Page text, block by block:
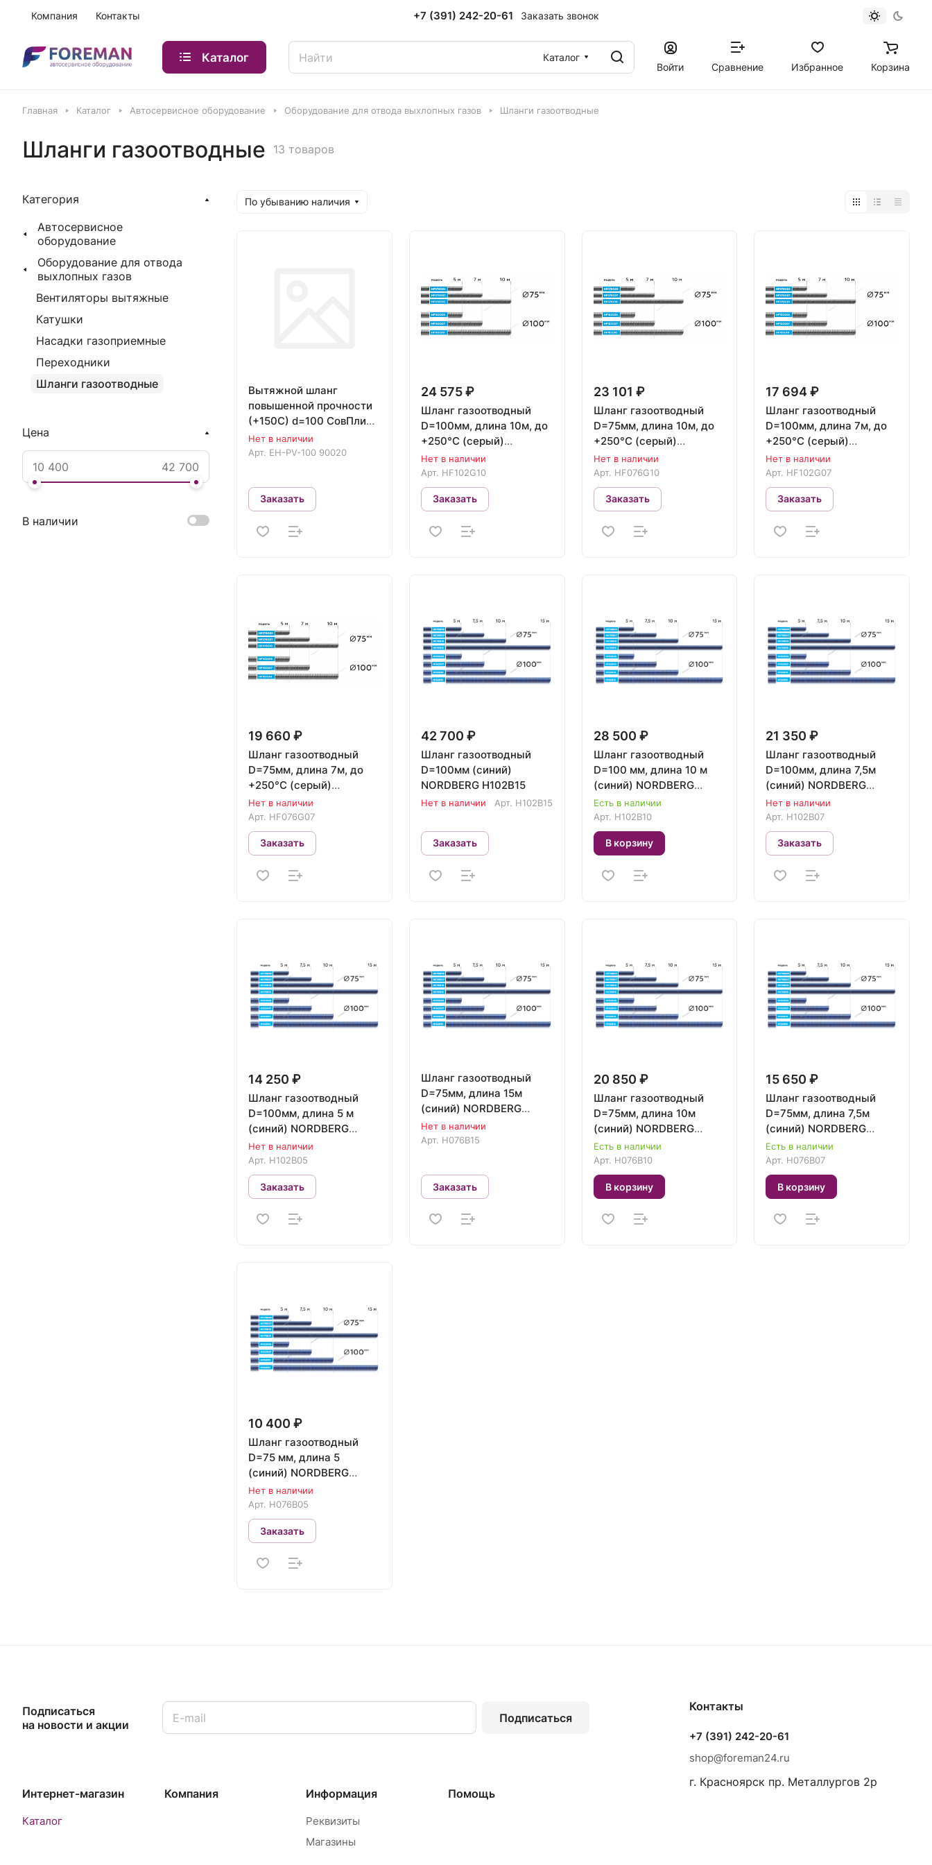
Компания Контакты +7 (391) 242-20-61 Заказать звонок
Каталог
Каталог
Войти
Сравнение Избранное Корзина
Главная Каталог Автосервисное оборудование Оборудование для отвода выхлопных газов Шланги газоотводные
Шланги газоотводные 13 товаров
По убыванию наличия
Вытяжной шланг
повышенной прочности
(+150С) d=100 СовПлим
EH-PV-100 90020
(Длина: 5)
Нет в наличии
Арт. EH-PV-100 90020
Заказать
24 575 ₽
Шланг газоотводный
D=100мм, длина 10м, до
+250°С (серый)
NORDBERG HF102G10
Нет в наличии
Арт. HF102G10
Заказать
23 101 ₽
Шланг газоотводный
D=75мм, длина 10м, до
+250°С (серый)
NORDBERG HF076G10
Нет в наличии
Арт. HF076G10
Заказать
17 694 ₽
Шланг газоотводный
D=100мм, длина 7м, до
+250°С (серый)
NORDBERG HF102G07
Нет в наличии
Арт. HF102G07
Заказать
19 660 ₽
Шланг газоотводный
D=75мм, длина 7м, до
+250°С (серый)
NORDBERG HF076G07
Нет в наличии
Арт. HF076G07
Заказать
42 700 ₽
Шланг газоотводный
D=100мм (синий)
NORDBERG H102B15
Нет в наличии Арт. H102B15
Заказать
28 500 ₽
Шланг газоотводный
D=100 мм, длина 10 м
(синий) NORDBERG
H102B10
Есть в наличии
Арт. H102B10
В корзину
21 350 ₽
Шланг газоотводный
D=100мм, длина 7,5м
(синий) NORDBERG
H102B07
Нет в наличии
Арт. H102B07
Заказать
14 250 ₽
Шланг газоотводный
D=100мм, длина 5 м
(синий) NORDBERG
H102B05
Нет в наличии
Арт. H102B05
Заказать
Шланг газоотводный
D=75мм, длина 15м
(синий) NORDBERG
H076B15
Нет в наличии
Арт. H076B15
Заказать
20 850 ₽
Шланг газоотводный
D=75мм, длина 10м
(синий) NORDBERG
H076B10
Есть в наличии
Арт. H076B10
В корзину
15 650 ₽
Шланг газоотводный
D=75мм, длина 7,5м
(синий) NORDBERG
H076B07
Есть в наличии
Арт. H076B07
В корзину
10 400 ₽
Шланг газоотводный
D=75 мм, длина 5
(синий) NORDBERG
H076B05
Нет в наличии
Арт. H076B05
Заказать
Категория
Автосервисное
оборудование
Оборудование для отвода
выхлопных газов
Вентиляторы вытяжные
Катушки
Насадки газоприемные
Переходники
Шланги газоотводные
Цена
В наличии
Подписаться
на новости и акции
Подписаться
Интернет-магазин
Каталог
Компания Информация
Реквизиты
Магазины
Помощь
Контакты
+7 (391) 242-20-61
shop@foreman24.ru
г. Красноярск пр. Металлургов 2р